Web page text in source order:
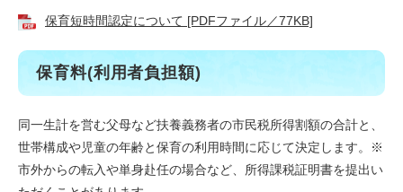
保育短時間認定について [PDFファイル／77KB]
保育料(利用者負担額)
同一生計を営む父母など扶養義務者の市民税所得割額の合計と、
世帯構成や児童の年齢と保育の利用時間に応じて決定します。※
市外からの転入や単身赴任の場合など、所得課税証明書を提出い